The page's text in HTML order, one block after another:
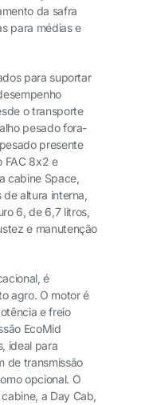
da safra
para médias e
para suportar
o transporte
pesado fora-
presente
FAC 8x2 e
cabine Space,
altura interna,
6, de 6,7 litros,
e manutenção
é
agro. O motor é
e freio
EcoMid
ideal para
de transmissão
opcional. O
a Day Cab,